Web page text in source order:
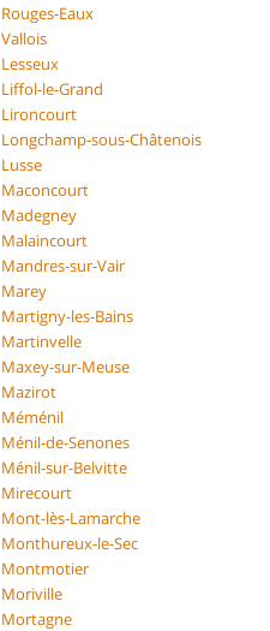
Rouges-Eaux
Vallois
Lesseux
Liffol-le-Grand
Lironcourt
Longchamp-sous-Châtenois
Lusse
Maconcourt
Madegney
Malaincourt
Mandres-sur-Vair
Marey
Martigny-les-Bains
Martinvelle
Maxey-sur-Meuse
Mazirot
Méménil
Ménil-de-Senones
Ménil-sur-Belvitte
Mirecourt
Mont-lès-Lamarche
Monthureux-le-Sec
Montmotier
Moriville
Mortagne